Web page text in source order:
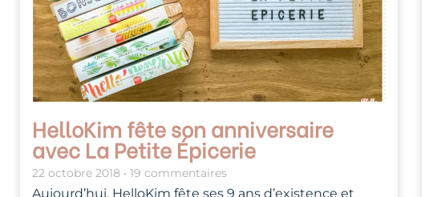
HelloKim fête son anniversaire
avec La Petite Épicerie
22 octobre 2018 19 commentaires
Aujourd’hui, HelloKim fête ses 9 ans d’existence et